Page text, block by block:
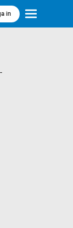
in Meny